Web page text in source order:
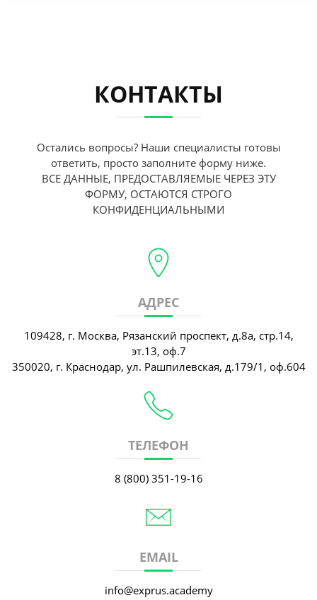
КОНТАКТЫ
Остались вопросы? Наши специалисты готовы
ответить, просто заполните форму ниже.
ВСЕ ДАННЫЕ, ПРЕДОСТАВЛЯЕМЫЕ ЧЕРЕЗ ЭТУ
ФОРМУ, ОСТАЮТСЯ СТРОГО
КОНФИДЕНЦИАЛЬНЫМИ
АДРЕС
109428, г. Москва, Рязанский проспект, д.8а, стр.14,
эт.13, оф.7
350020, г. Краснодар, ул. Рашпилевская, д.179/1, оф.604
ТЕЛЕФОН
8 (800) 351-19-16
EMAIL
info@exprus.academy